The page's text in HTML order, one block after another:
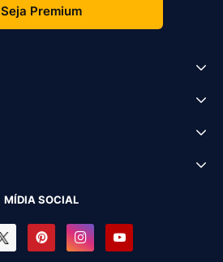
Seja Premium
MÍDIA SOCIAL